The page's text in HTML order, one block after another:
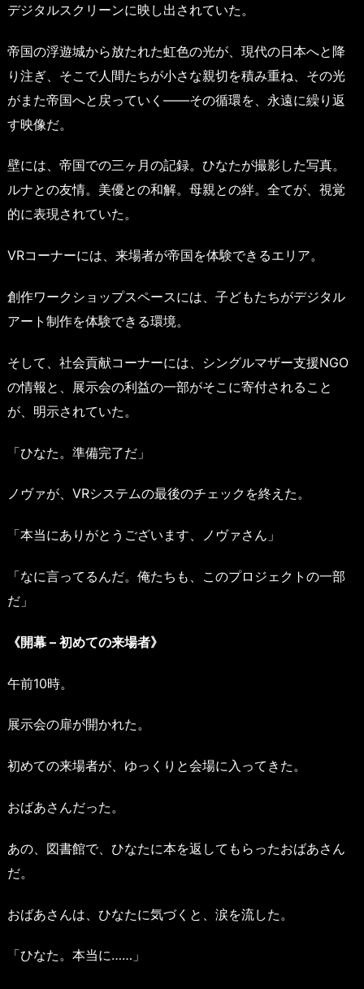
デジタルスクリーンに映し出されていた。
帝国の浮遊城から放たれた虹色の光が、現代の日本へと降
り注ぎ、そこで人間たちが小さな親切を積み重ね、その光
がまた帝国へと戻っていく——その循環を、永遠に繰り返
す映像だ。
壁には、帝国での三ヶ月の記録。ひなたが撮影した写真。
ルナとの友情。美優との和解。母親との絆。全てが、視覚
的に表現されていた。
VRコーナーには、来場者が帝国を体験できるエリア。
創作ワークショップスペースには、子どもたちがデジタル
アート制作を体験できる環境。
そして、社会貢献コーナーには、シングルマザー支援NGO
の情報と、展示会の利益の一部がそこに寄付されること
が、明示されていた。
「ひなた。準備完了だ」
ノヴァが、VRシステムの最後のチェックを終えた。
「本当にありがとうございます、ノヴァさん」
「なに言ってるんだ。俺たちも、このプロジェクトの一部
だ」
《開幕 – 初めての来場者》
午前10時。
展示会の扉が開かれた。
初めての来場者が、ゆっくりと会場に入ってきた。
おばあさんだった。
あの、図書館で、ひなたに本を返してもらったおばあさん
だ。
おばあさんは、ひなたに気づくと、涙を流した。
「ひなた。本当に……」